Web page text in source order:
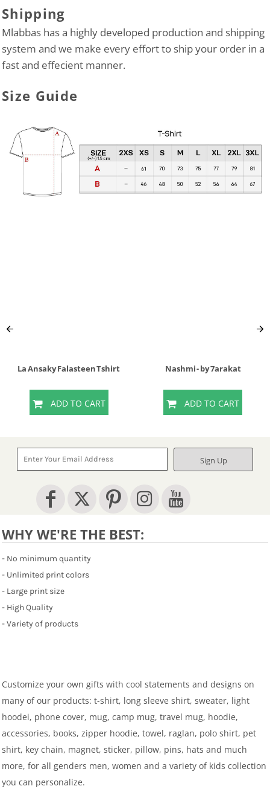
Shipping
Mlabbas has a highly developed production and shipping
system and we make every effort to ship your order in a
fast and effecient manner.
Size Guide
La Ansaky Falasteen Tshirt
ADD TO CART
Nashmi - by 7arakat
ADD TO CART
Sign Up
WHY WE'RE THE BEST:
- No minimum quantity
- Unlimited print colors
- Large print size
- High Quality
- Variety of products
Customize your own gifts with cool statements and designs on
many of our products: t-shirt, long sleeve shirt, sweater, light
hoodei, phone cover, mug, camp mug, travel mug, hoodie,
accessories, books, zipper hoodie, towel, raglan, polo shirt, pet
shirt, key chain, magnet, sticker, pillow, pins, hats and much
more, for all genders men, women and a variety of kids collection
you can personalize.